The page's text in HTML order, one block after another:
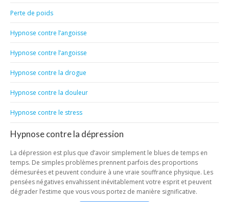
Perte de poids
Hypnose contre l’angoisse
Hypnose contre l’angoisse
Hypnose contre la drogue
Hypnose contre la douleur
Hypnose contre le stress
Hypnose contre la dépression
La dépression est plus que d’avoir simplement le blues de temps en
temps. De simples problèmes prennent parfois des proportions
démesurées et peuvent conduire à une vraie souffrance physique. Les
pensées négatives envahissent inévitablement votre esprit et peuvent
dégrader l’estime que vous vous portez de manière significative.